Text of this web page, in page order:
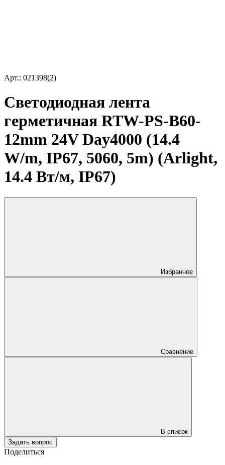
Арт.: 021398(2)
Светодиодная лента
герметичная RTW-PS-B60-
12mm 24V Day4000 (14.4
W/m, IP67, 5060, 5m) (Arlight,
14.4 Вт/м, IP67)
Избранное
Сравнение
В список
Задать вопрос
Поделиться